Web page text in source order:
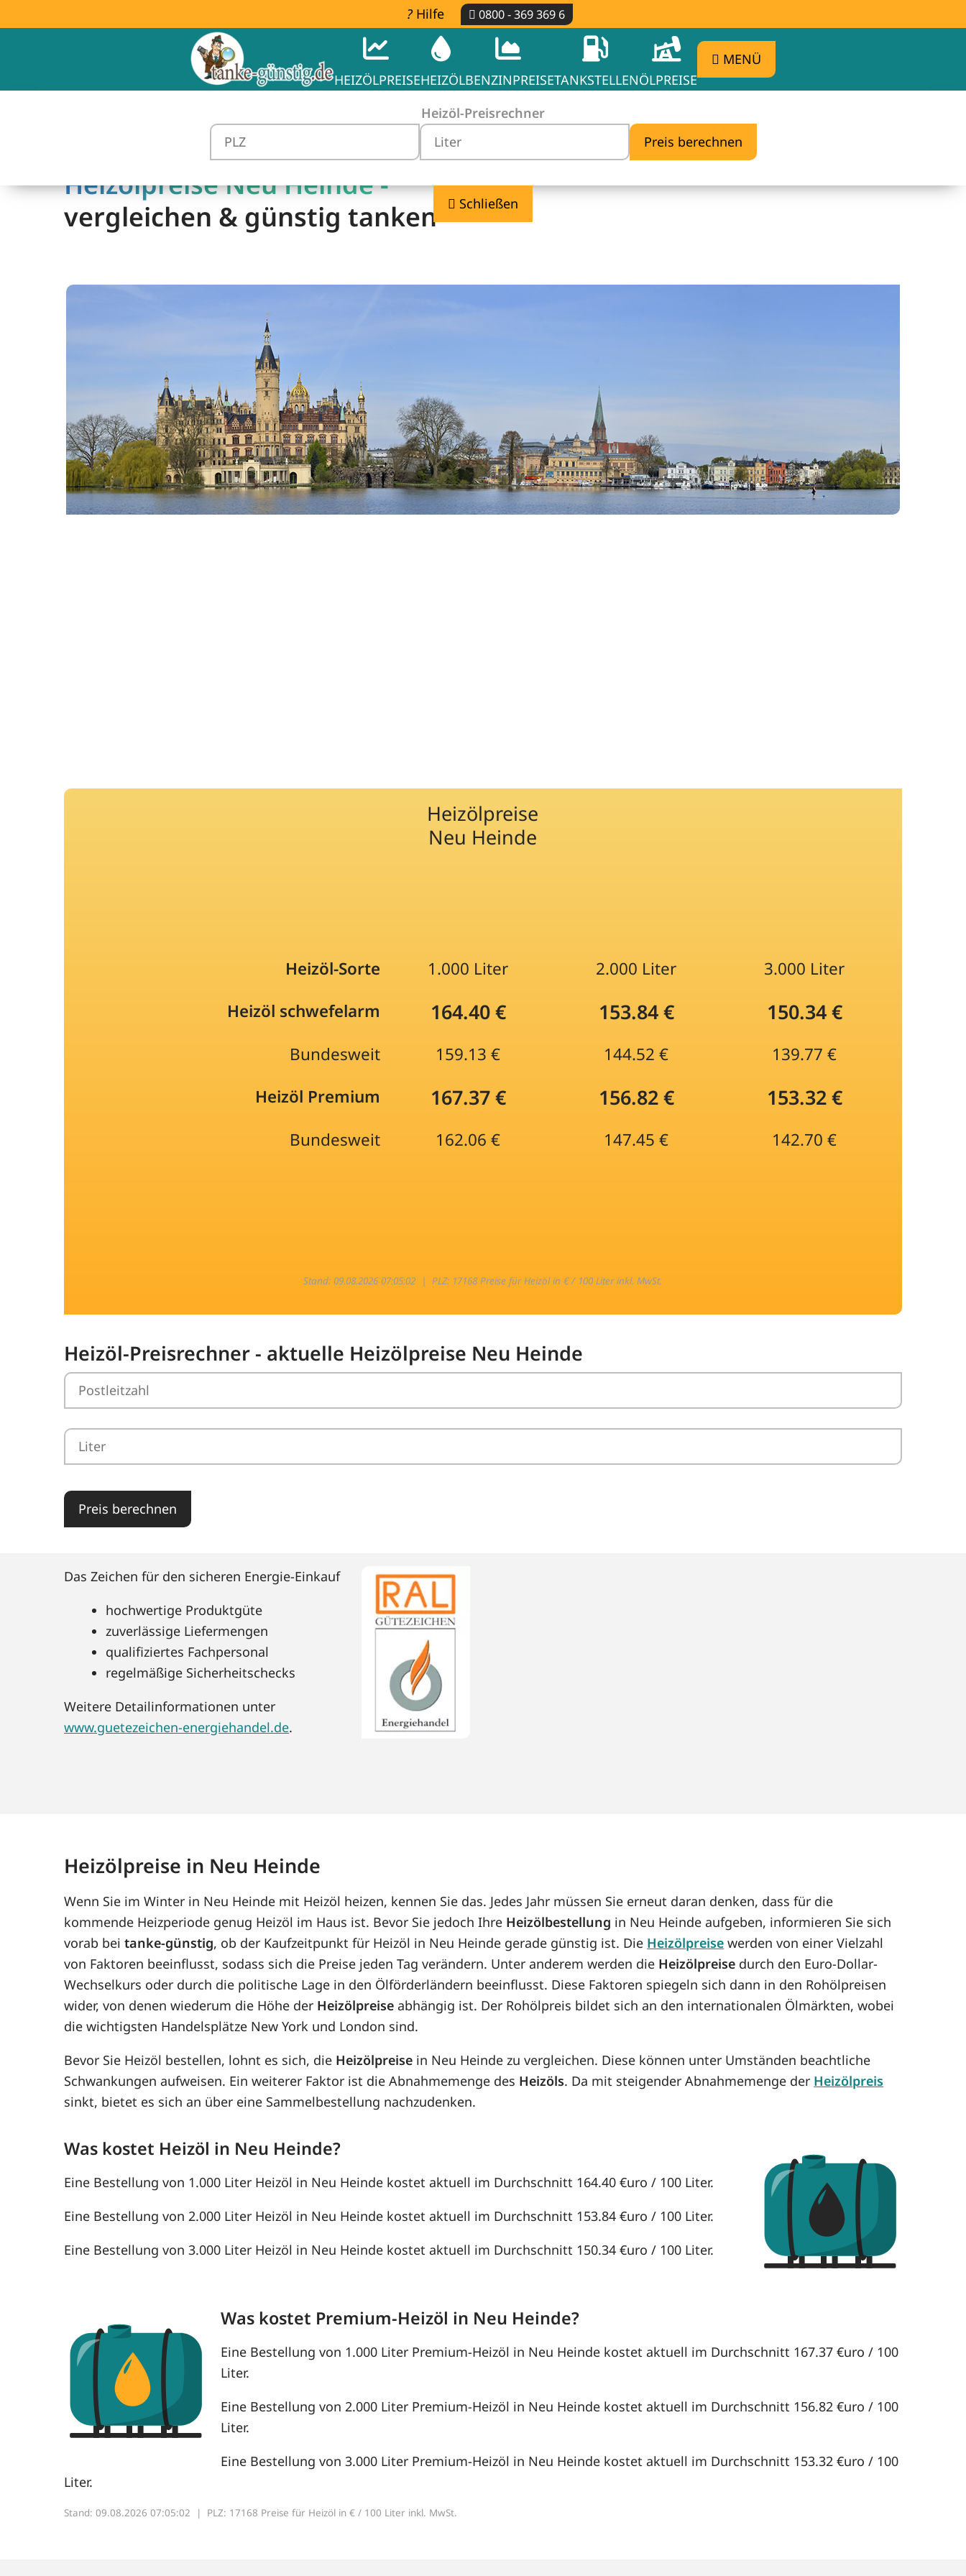
Hilfe 0800 - 369 369 6
HEIZÖLPREISEHEIZÖLBENZINPREISETANKSTELLENÖLPREISE
MENÜ
Heizöl-Preisrechner
Schließen
Heizölpreise Neu Heinde -
vergleichen & günstig tanken
Heizölpreise
Neu Heinde
Heizöl-Sorte 1.000 Liter 2.000 Liter
3.000 Liter
Heizöl schwefelarm
164.40 € 153.84 € 150.34 €
Bundesweit 159.13 € 144.52 €
139.77 €
Heizöl Premium
167.37 € 156.82 € 153.32 €
Bundesweit 162.06 € 147.45 € 142.70 €
Stand: 09.08.2026 07:05:02 |PLZ: 17168 Preise für Heizöl in € / 100 Liter inkl. MwSt.
Heizöl-Preisrechner - aktuelle Heizölpreise Neu Heinde
Preis berechnen
Das Zeichen für den sicheren Energie-Einkauf
hochwertige Produktgüte
zuverlässige Liefermengen
qualifiziertes Fachpersonal
regelmäßige Sicherheitschecks
Weitere Detailinformationen unter
www.guetezeichen-energiehandel.de.
Heizölpreise in Neu Heinde
Wenn Sie im Winter in Neu Heinde mit Heizöl heizen, kennen Sie das. Jedes Jahr müssen Sie erneut daran denken, dass für die
kommende Heizperiode genug Heizöl im Haus ist. Bevor Sie jedoch Ihre Heizölbestellung in Neu Heinde aufgeben, informieren Sie sich
vorab beitanke-günstig, ob der Kaufzeitpunkt für Heizöl in Neu Heinde gerade günstig ist. Die Heizölpreise werden von einer Vielzahl
von Faktoren beeinflusst, sodass sich die Preise jeden Tag verändern. Unter anderem werden die Heizölpreise durch den Euro-Dollar-
Wechselkurs oder durch die politische Lage in den Ölförderländern beeinflusst. Diese Faktoren spiegeln sich dann in den Rohölpreisen
wider, von denen wiederum die Höhe der Heizölpreise abhängig ist. Der Rohölpreis bildet sich an den internationalen Ölmärkten, wobei
die wichtigsten Handelsplätze New York und London sind.
Bevor Sie Heizöl bestellen, lohnt es sich, die Heizölpreise in Neu Heinde zu vergleichen. Diese können unter Umständen beachtliche
Schwankungen aufweisen. Ein weiterer Faktor ist die Abnahmemenge des Heizöls. Da mit steigender Abnahmemenge der Heizölpreis
sinkt, bietet es sich an über eine Sammelbestellung nachzudenken.
Was kostet Heizöl in Neu Heinde?
Eine Bestellung von 1.000 Liter Heizöl in Neu Heinde kostet aktuell im Durchschnitt 164.40 €uro / 100 Liter.
Eine Bestellung von 2.000 Liter Heizöl in Neu Heinde kostet aktuell im Durchschnitt 153.84 €uro / 100 Liter.
Eine Bestellung von 3.000 Liter Heizöl in Neu Heinde kostet aktuell im Durchschnitt 150.34 €uro / 100 Liter.
Was kostet Premium-Heizöl in Neu Heinde?
Eine Bestellung von 1.000 Liter Premium-Heizöl in Neu Heinde kostet aktuell im Durchschnitt 167.37 €uro / 100
Liter.
Eine Bestellung von 2.000 Liter Premium-Heizöl in Neu Heinde kostet aktuell im Durchschnitt 156.82 €uro / 100
Liter.
Eine Bestellung von 3.000 Liter Premium-Heizöl in Neu Heinde kostet aktuell im Durchschnitt 153.32 €uro / 100
Liter.
Stand: 09.08.2026 07:05:02 | PLZ: 17168 Preise für Heizöl in € / 100 Liter inkl. MwSt.